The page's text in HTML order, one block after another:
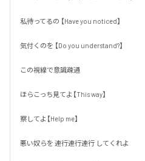
私待ってるの 【Have you noticed】
気付くのを 【Do you understand?】
この視線で意識疎通
ほらこっち見てよ【This way】
察してよ【Help me】
悪い奴らを 連行連行連行 してくれよ